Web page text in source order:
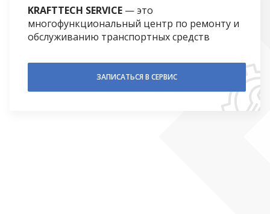
KRAFTTECH SERVICE — это
многофункциональный центр по ремонту и
обслуживанию транспортных средств
ЗАПИСАТЬСЯ В СЕРВИС